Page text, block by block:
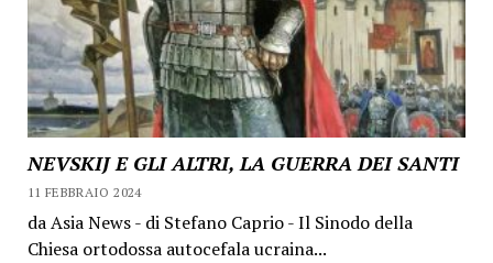
NEVSKIJ E GLI ALTRI, LA GUERRA DEI SANTI
11 FEBBRAIO 2024
da Asia News - di Stefano Caprio - Il Sinodo della
Chiesa ortodossa autocefala ucraina...